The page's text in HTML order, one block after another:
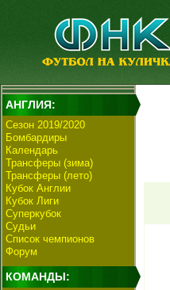
АНГЛИЯ:
Сезон 2019/2020
Бомбардиры
Календарь
Трансферы (зима)
Трансферы (лето)
Кубок Англии
Кубок Лиги
Суперкубок
Судьи
Список чемпионов
Форум
КОМАНДЫ: